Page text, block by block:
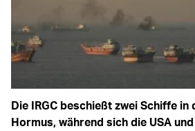
Die IRGC beschießt zwei Schiffe in
Hormus, während sich die USA